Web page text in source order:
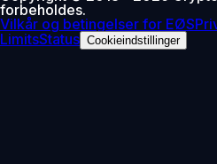
forbeholdes.
Vilkår og betingelser for EØS
LimitsStatus Cookieindstillinger